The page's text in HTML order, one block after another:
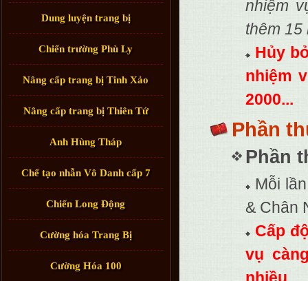
Dung luyện trang bị
Chiến trường Phù Ly
Nâng cấp trang bị Tinh Xảo
Nâng cấp trang bị Thiên Tứ
Anh Hùng Tháp
Chế tạo nhẫn Vô Danh cấp 7
Chiến Long Động
Cường hóa Trang Bị
Cường Hóa 100
nhiệm
thêm 15
Hủy
nhiệm
2000...
Phần
Phần
Mỗi
& Chân
Cấp
vụ